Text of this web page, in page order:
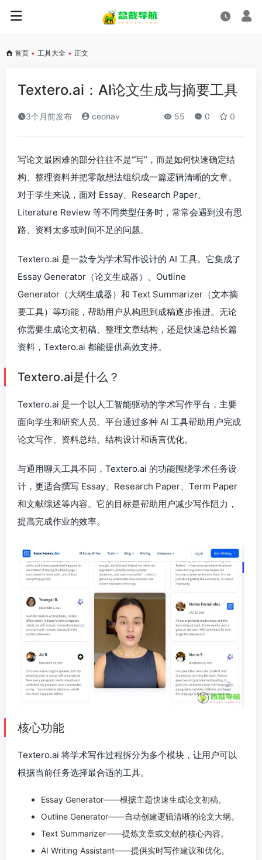
首页 • 工具大全 • 正文
Textero.ai：AI论文生成与摘要工具
3个月前发布 ceonav 55 0 0
写论文最困难的部分往往不是“写”，而是如何快速确定结
构、整理资料并把零散想法组织成一篇逻辑清晰的文章。
对于学生来说，面对 Essay、Research Paper、
Literature Review 等不同类型任务时，常常会遇到没有思
路、资料太多或时间不足的问题。
Textero.ai 是一款专为学术写作设计的 AI 工具。它集成了
Essay Generator（论文生成器）、Outline
Generator（大纲生成器）和 Text Summarizer（文本摘
要工具）等功能，帮助用户从构思到成稿逐步推进。无论
你需要生成论文初稿、整理文章结构，还是快速总结长篇
资料，Textero.ai 都能提供高效支持。
Textero.ai是什么？
Textero.ai 是一个以人工智能驱动的学术写作平台，主要
面向学生和研究人员。平台通过多种 AI 工具帮助用户完成
论文写作、资料总结、结构设计和语言优化。
与通用聊天工具不同，Textero.ai 的功能围绕学术任务设
计，更适合撰写 Essay、Research Paper、Term Paper
和文献综述等内容。它的目标是帮助用户减少写作阻力，
提高完成作业的效率。
核心功能
Textero.ai 将学术写作过程拆分为多个模块，让用户可以
根据当前任务选择最合适的工具。
Essay Generator——根据主题快速生成论文初稿。
Outline Generator——自动创建逻辑清晰的论文大纲。
Text Summarizer——提炼文章或文献的核心内容。
AI Writing Assistant——提供实时写作建议和优化。